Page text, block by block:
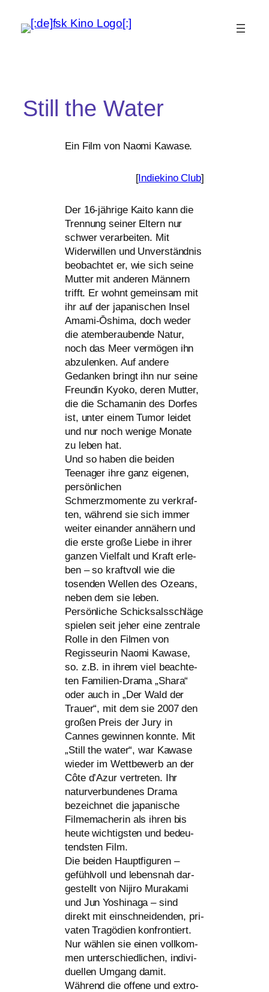
Still the Water
Ein Film von Naomi Kawase.
[Indiekino Club]
Der 16-jäh­ri­ge Kaito kann die
Trennung sei­ner Eltern nur
schwer ver­ar­bei­ten. Mit
Widerwillen und Unverständnis
beob­ach­tet er, wie sich sei­ne
Mutter mit ande­ren Männern
trifft. Er wohnt gemein­sam mit
ihr auf der japa­ni­schen Insel
Amami-Ōshima, doch weder
die atem­be­rau­ben­de Natur,
noch das Meer ver­mö­gen ihn
abzu­len­ken. Auf ande­re
Gedanken bringt ihn nur sei­ne
Freundin Kyoko, deren Mutter,
die die Schamanin des Dorfes
ist, unter einem Tumor lei­det
und nur noch weni­ge Monate
zu leben hat.
Und so haben die bei­den
Teenager ihre ganz eige­nen,
per­sön­li­chen
Schmerzmomente zu ver­kraf­
ten, wäh­rend sie sich immer
wei­ter ein­an­der annä­hern und
die ers­te gro­ße Liebe in ihrer
gan­zen Vielfalt und Kraft erle­
ben – so kraft­voll wie die
tosen­den Wellen des Ozeans,
neben dem sie leben.
Persönliche Schicksalsschläge
spie­len seit jeher eine zen­tra­le
Rolle in den Filmen von
Regisseurin Naomi Kawase,
so. z.B. in ihrem viel beach­te­
ten Familien-Drama „Shara“
oder auch in „Der Wald der
Trauer“, mit dem sie 2007 den
gro­ßen Preis der Jury in
Cannes gewin­nen konn­te. Mit
„Still the water“, war Kawase
wie­der im Wettbewerb an der
Côte d’Azur ver­tre­ten. Ihr
natur­ver­bun­de­nes Drama
bezeich­net die japa­ni­sche
Filmemacherin als ihren bis
heu­te wich­tigs­ten und bedeu­
tends­ten Film.
Die bei­den Hauptfiguren –
gefühl­voll und lebens­nah dar­
ge­stellt von Nijiro Murakami
und Jun Yoshinaga – sind
direkt mit ein­schnei­den­den, pri­
va­ten Tragödien kon­fron­tiert.
Nur wäh­len sie einen voll­kom­
men unter­schied­li­chen, indi­vi­
du­el­len Umgang damit.
Während die offe­ne und extro­